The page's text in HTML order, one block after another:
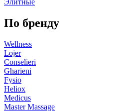
Элитные
По бренду
Wellness
Lojer
Conselieri
Gharieni
Fysio
Heliox
Medicus
Master Massage